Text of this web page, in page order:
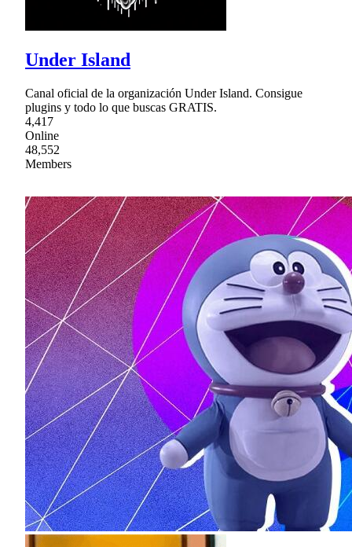
Under Island
Canal oficial de la organización Under Island. Consigue
plugins y todo lo que buscas GRATIS.
4,417
Online
48,552
Members